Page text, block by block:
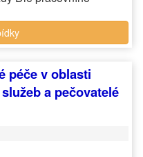
péče v oblasti
a pečovatelé